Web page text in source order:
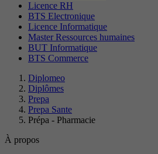
Licence RH
BTS Electronique
Licence Informatique
Master Ressources humaines
BUT Informatique
BTS Commerce
Diplomeo
Diplômes
Prepa
Prepa Sante
Prépa - Pharmacie
À propos